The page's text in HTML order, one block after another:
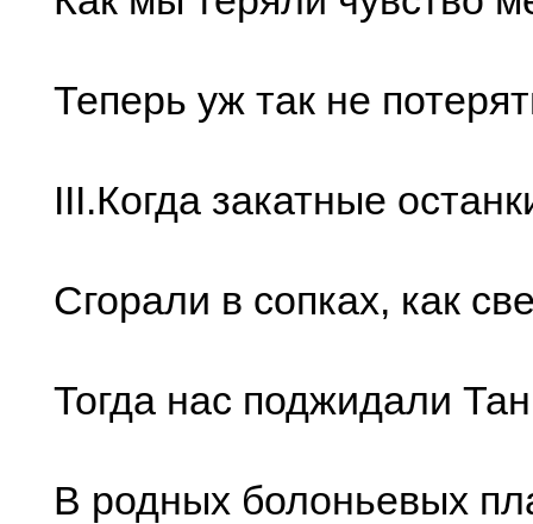
Тепеpь уж так не
III.Когда закатные
Сгоpали в сопках, как
Тогда нас поджидали
В pодных болоньевых